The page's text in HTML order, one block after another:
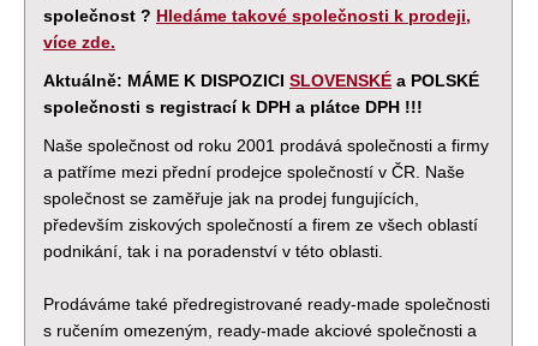
společnost ? Hledáme takové společnosti k prodeji,
více zde.
Aktuálně: MÁME K DISPOZICI SLOVENSKÉ a POLSKÉ
společnosti s registrací k DPH a plátce DPH !!!
Naše společnost od roku 2001 prodává společnosti a firmy
a patříme mezi přední prodejce společností v ČR. Naše
společnost se zaměřuje jak na prodej fungujících,
především ziskových společností a firem ze všech oblastí
podnikání, tak i na poradenství v této oblasti.
Prodáváme také předregistrované ready-made společnosti
s ručením omezeným, ready-made akciové společnosti a